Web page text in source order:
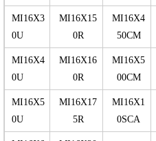
MI16X3
0U
MI16X15
0R
MI16X4
50CM
MI16X4
0U
MI16X16
0R
MI16X5
00CM
MI16X5
0U
MI16X17
5R
MI16X1
0SCA